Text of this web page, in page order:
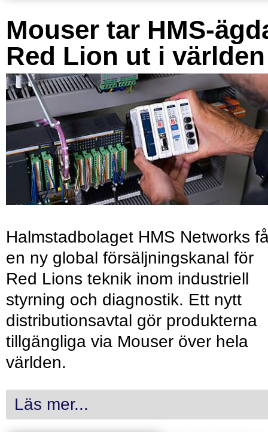
Mouser tar HMS-
Red Lion ut i världen
Halmstadbolaget HMS Networks
en ny global försäljningskanal för
Red Lions teknik inom industriell
styrning och diagnostik. Ett nytt
distributionsavtal gör produkterna
tillgängliga via Mouser över hela
världen.
Läs mer...